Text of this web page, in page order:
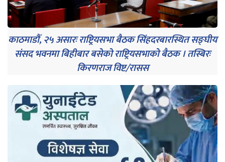
काठमाडौँ, २५ असारः राष्ट्रियसभा बैठक सिंहदरबारस्थित सङ्घीय
संसद भवनमा बिहीबार बसेको राष्ट्रियसभाको बैठक । तस्बिरः
किरणराज विष्ट/रासस